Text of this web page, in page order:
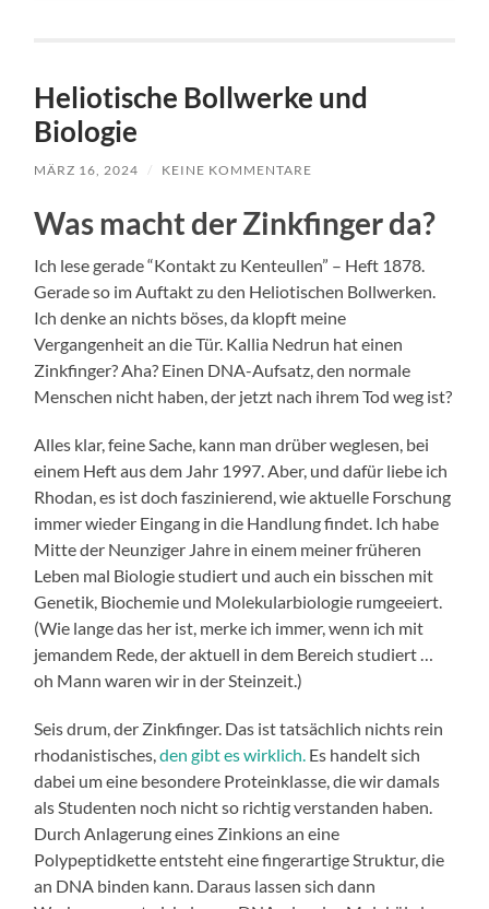
Heliotische Bollwerke und
Biologie
MÄRZ 16, 2024 / KEINE KOMMENTARE
Was macht der Zinkfinger da?
Ich lese gerade “Kontakt zu Kenteullen” – Heft 1878.
Gerade so im Auftakt zu den Heliotischen Bollwerken.
Ich denke an nichts böses, da klopft meine
Vergangenheit an die Tür. Kallia Nedrun hat einen
Zinkfinger? Aha? Einen DNA-Aufsatz, den normale
Menschen nicht haben, der jetzt nach ihrem Tod weg ist?
Alles klar, feine Sache, kann man drüber weglesen, bei
einem Heft aus dem Jahr 1997. Aber, und dafür liebe ich
Rhodan, es ist doch faszinierend, wie aktuelle Forschung
immer wieder Eingang in die Handlung findet. Ich habe
Mitte der Neunziger Jahre in einem meiner früheren
Leben mal Biologie studiert und auch ein bisschen mit
Genetik, Biochemie und Molekularbiologie rumgeeiert.
(Wie lange das her ist, merke ich immer, wenn ich mit
jemandem Rede, der aktuell in dem Bereich studiert …
oh Mann waren wir in der Steinzeit.)
Seis drum, der Zinkfinger. Das ist tatsächlich nichts rein
rhodanistisches,den gibt es wirklich. Es handelt sich
dabei um eine besondere Proteinklasse, die wir damals
als Studenten noch nicht so richtig verstanden haben.
Durch Anlagerung eines Zinkions an eine
Polypeptidkette entsteht eine fingerartige Struktur, die
an DNA binden kann. Daraus lassen sich dann